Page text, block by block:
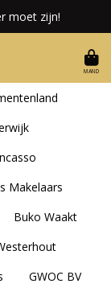
moet zijn!
MAND
Makelaars
Buko Waakt
GWOC BV